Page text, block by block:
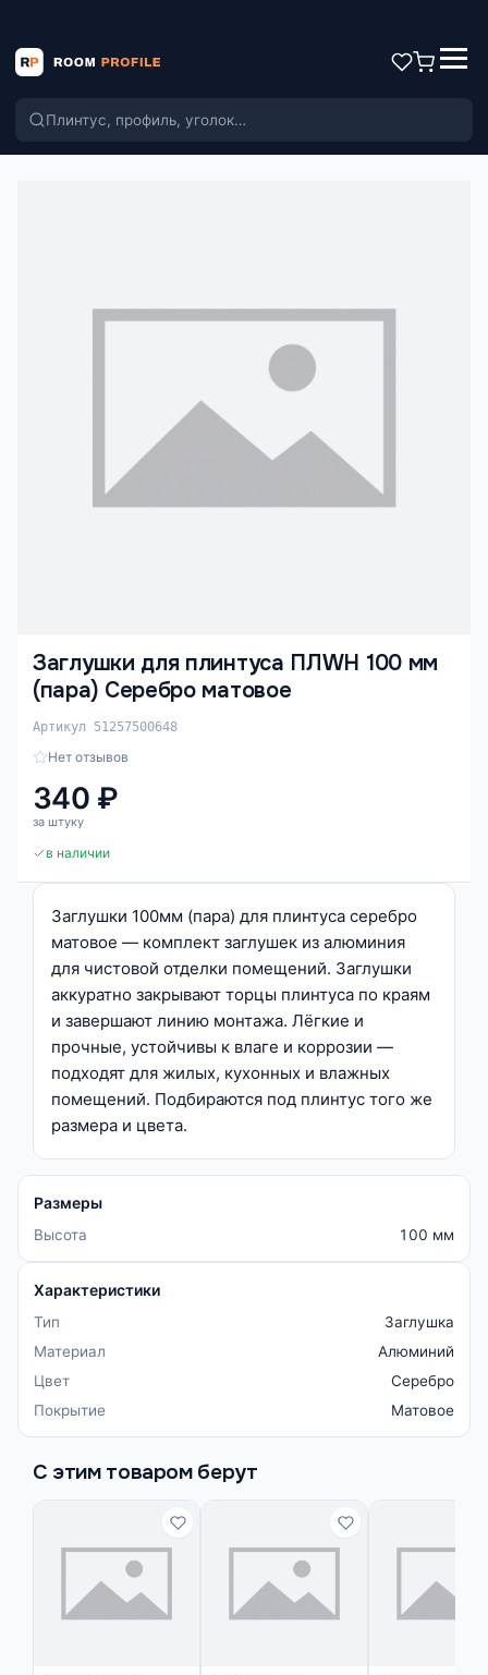
Поиск по каталогу
Заглушки для плинтуса ПЛWH 100 мм
(пара) Серебро матовое
Артикул 51257500648
Нет отзывов
340 ₽
за штуку
в наличии
Заглушки 100мм (пара) для плинтуса серебро
матовое — комплект заглушек из алюминия
для чистовой отделки помещений. Заглушки
аккуратно закрывают торцы плинтуса по краям
и завершают линию монтажа. Лёгкие и
прочные, устойчивы к влаге и коррозии —
подходят для жилых, кухонных и влажных
помещений. Подбираются под плинтус того же
размера и цвета.
Размеры
Высота 100 мм
Характеристики
Тип
Заглушка
Материал
Алюминий
Цвет
Серебро
Покрытие
Матовое
С этим товаром берут